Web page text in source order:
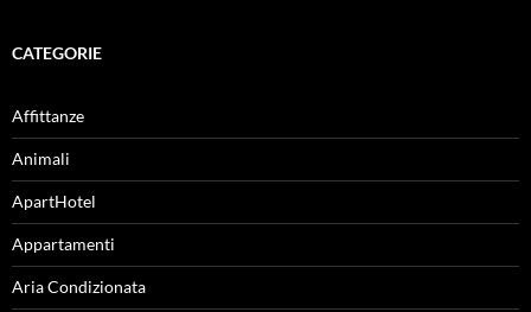
CATEGORIE
Affittanze
Animali
ApartHotel
Appartamenti
Aria Condizionata